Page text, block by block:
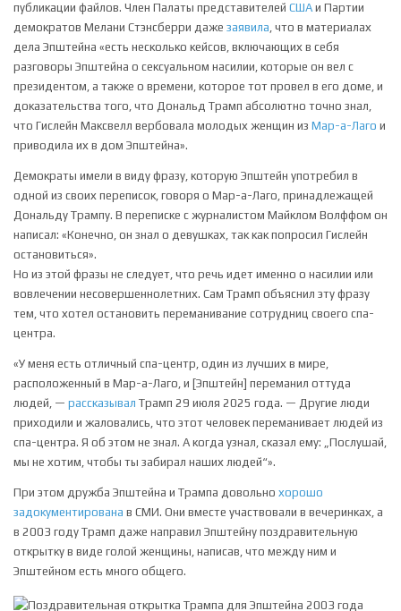
публикации файлов. Член Палаты представителей США и Партии
демократов Мелани Стэнсберри даже заявила, что в материалах
дела Эпштейна «есть несколько кейсов, включающих в себя
разговоры Эпштейна о сексуальном насилии, которые он вел с
президентом, а также о времени, которое тот провел в его доме, и
доказательства того, что Дональд Трамп абсолютно точно знал,
что Гислейн Максвелл вербовала молодых женщин из Мар-а-Лаго и
приводила их в дом Эпштейна».
Демократы имели в виду фразу, которую Эпштейн употребил в
одной из своих переписок, говоря о Мар-а-Лаго, принадлежащей
Дональду Трампу. В переписке с журналистом Майклом Волффом он
написал: «Конечно, он знал о девушках, так как попросил Гислейн
остановиться».
Но из этой фразы не следует, что речь идет именно о насилии или
вовлечении несовершеннолетних. Сам Трамп объяснил эту фразу
тем, что хотел остановить переманивание сотрудниц своего спа-
центра.
«У меня есть отличный спа-центр, один из лучших в мире,
расположенный в Мар-а-Лаго, и [Эпштейн] переманил оттуда
людей, — рассказывал Трамп 29 июля 2025 года. — Другие люди
приходили и жаловались, что этот человек переманивает людей из
спа-центра. Я об этом не знал. А когда узнал, сказал ему: „Послушай,
мы не хотим, чтобы ты забирал наших людей“».
При этом дружба Эпштейна и Трампа довольно хорошо
задокументирована в СМИ. Они вместе участвовали в вечеринках, а
в 2003 году Трамп даже направил Эпштейну поздравительную
открытку в виде голой женщины, написав, что между ним и
Эпштейном есть много общего.